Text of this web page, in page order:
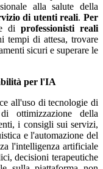
alla salute della
di utenti reali.Per
di professionisti reali
tempi di attesa, trovare
sicuri e superare le
per l'IA
all'uso di tecnologie di
ottimizzazione della
i consigli sui servizi,
e l'automazione del
l'intelligenza artificiale
decisioni terapeutiche